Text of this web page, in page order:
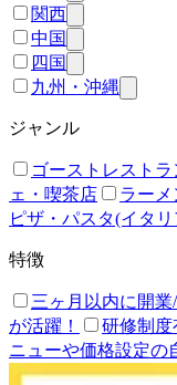
関西
中国
四国
九州・沖縄
ジャンル
ゴーストレストラ
ェ・喫茶店
ラー
ピザ・パスタ(イタ
特徴
三ヶ月以内に開業
が活躍！
研修制度
ニューや価格設定の